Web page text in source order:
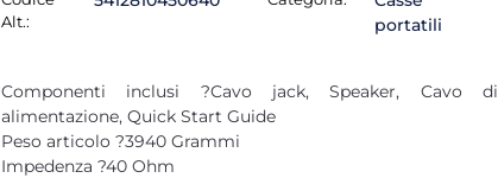
Alt.:
portatili
Componenti inclusi ?Cavo jack, Speaker, Cavo di
alimentazione, Quick Start Guide
Peso articolo ?3940 Grammi
Impedenza ?40 Ohm